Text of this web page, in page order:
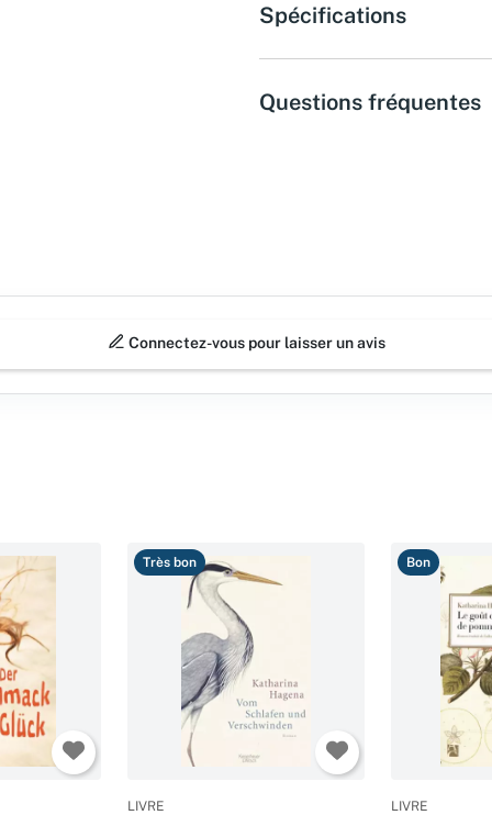
Spécifications
Questions fréquentes
Connectez-vous pour laisser un avis
Très bon
LIVRE
Bon
LIVRE